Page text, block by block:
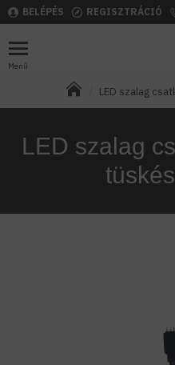
BELÉPÉS REGISZTRÁCIÓ
LED szalag
LED szalag